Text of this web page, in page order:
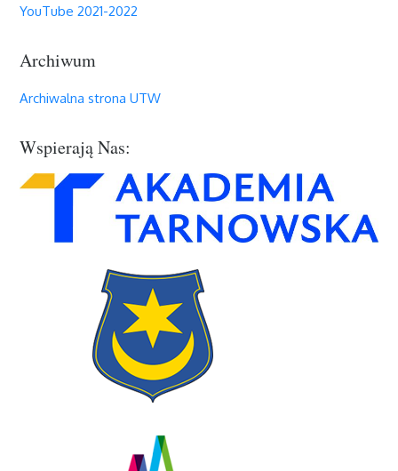
YouTube 2021-2022
Archiwum
Archiwalna strona UTW
Wspierają Nas: